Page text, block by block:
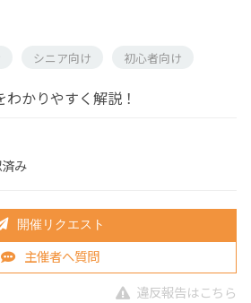
シニア向け 初心者向け
かりやすく解説！
み
開催リクエスト
主催者へ質問
違反報告はこちら